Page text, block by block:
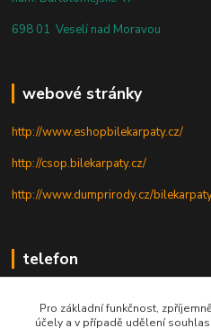
698 01 Veselí nad Moravou
webové stránky
http://www.eshopbilekarpaty.cz/
http://csop.bilekarpaty.cz/
http://www.dumprirody.cz/
telefon
Pro základní funkčnost,
účely a v případě udělení